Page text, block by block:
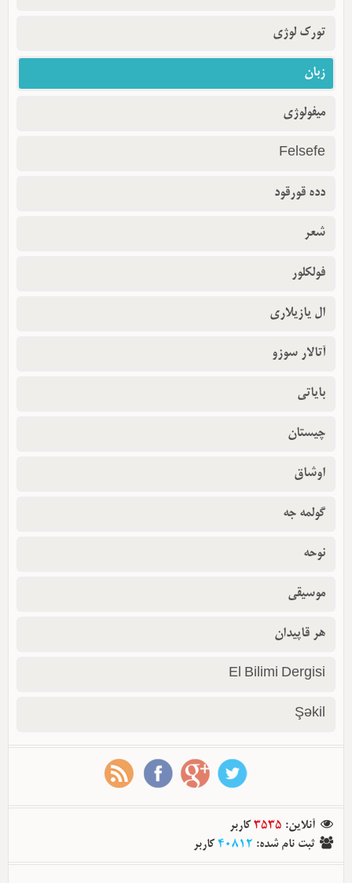
تورک لوژی
زبان
میفولوژی
Felsefe
دده قورقود
شعر
فولکلور
ال یازیلاری
آتالار سوزو
بایاتی
چیستان
اوشاق
گولمه جه
نوحه
موسیقی
هر قاپیدان
El Bilimi Dergisi
Şəkil
آنلاین:
3535 کاربر
ثبت نام شده:
40812 کاربر